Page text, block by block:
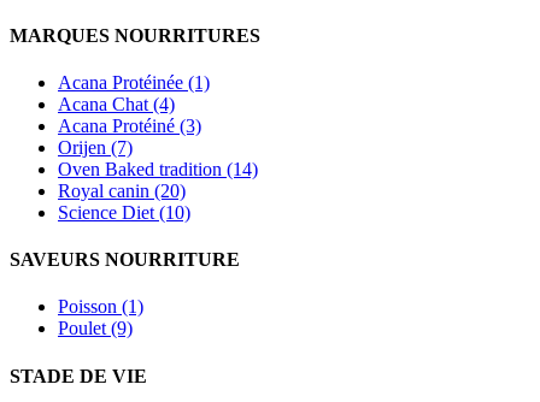
MARQUES NOURRITURES
Acana Protéinée (1)
Acana Chat (4)
Acana Protéiné (3)
Orijen (7)
Oven Baked tradition (14)
Royal canin (20)
Science Diet (10)
SAVEURS NOURRITURE
Poisson (1)
Poulet (9)
STADE DE VIE